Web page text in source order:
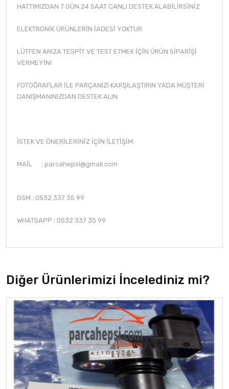
HATTIMIZDAN 7 GÜN 24 SAAT CANLI DESTEK ALABİLİRSİNİZ
ELEKTRONİK ÜRÜNLERİN İADESİ YOKTUR
LÜTFEN ARIZA TESPİT VE TEST ETMEK İÇİN ÜRÜN SİPARİŞİ
VERMEYİN!
FOTOĞRAFLAR İLE PARÇANIZI KARŞILAŞTIRIN YADA MÜŞTERİ
DANIŞMANINIZDAN DESTEK ALIN.
İSTEK VE ÖNERİLERİNİZ İÇİN İLETİŞİM:
MAİL : parcahepsi@gmail.com
GSM : 0532 337 35 99
WHATSAPP : 0532 337 35 99
Diğer Ürünlerimizi İncelediniz mi?